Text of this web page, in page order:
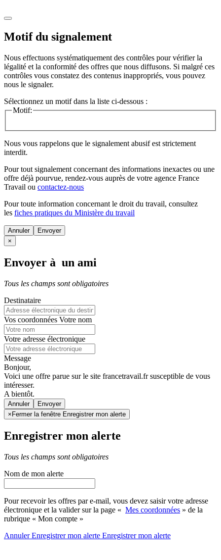
Motif du signalement
Nous effectuons systématiquement des contrôles pour vérifier la
légalité et la conformité des offres que nous diffusons. Si malgré ces
contrôles vous constatez des contenus inappropriés, vous pouvez
nous le signaler.
Sélectionnez un motif dans la liste ci-dessous :
Motif:
Nous vous rappelons que le signalement abusif est strictement
interdit.
Pour tout signalement concernant des informations inexactes ou une
offre déjà pourvue, rendez-vous auprès de votre agence France
Travail ou contactez-nous
Pour toute information concernant le droit du travail, consultez
les fiches pratiques du Ministère du travail
Annuler
×
Envoyer à un ami
Tous les champs sont obligatoires
Destinataire
Vos coordonnées Votre nom
Votre adresse électronique
Message
Bonjour,
Voici une offre parue sur le site francetravail.fr susceptible de vous
intéresser.
A bientôt.
Annuler
× Fermer la fenêtre Enregistrer mon alerte
Enregistrer mon alerte
Tous les champs sont obligatoires
Nom de mon alerte
Pour recevoir les offres par e-mail, vous devez saisir votre adresse
électronique et la valider sur la page « Mes coordonnées » de la
rubrique « Mon compte »
AnnulerEnregistrer mon alerte Enregistrermon alerte